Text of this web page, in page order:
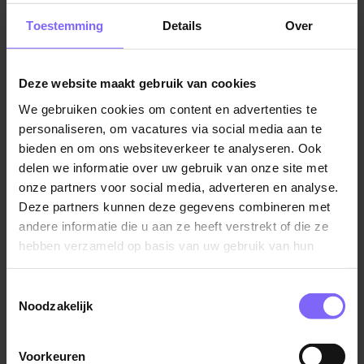
Toestemming Details Over
Deze website maakt gebruik van cookies
We gebruiken cookies om content en advertenties te
personaliseren, om vacatures via social media aan te
bieden en om ons websiteverkeer te analyseren. Ook
delen we informatie over uw gebruik van onze site met
onze partners voor social media, adverteren en analyse.
Deze partners kunnen deze gegevens combineren met
andere informatie die u aan ze heeft verstrekt of die ze
hebben verzameld op basis van uw gebruik van hun
Noodzakelijk
Voorkeuren
het vinden van een leuke parttime baan in Brunssum!
Werkgevers met parttime vacatures in Brunssum
In Brunssum zijn er diverse parttime vacatures
beschikbaar, wat betekent dat je flexibel kunt werken
en tijd kunt vrijhouden voor andere verplichtingen of
vacatures beschikbaar in winkels en supermarkten,